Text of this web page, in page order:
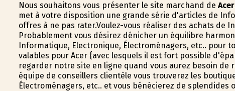
Nous souhaitons vous présenter le site marchand de Acer
met à votre disposition une grande série d'articles de
offres à ne pas rater.Voulez-vous réaliser des achats de
Probablement vous désirez dénicher un équilibre
Informatique, Electronique, Électroménagers, etc.. pour
valables pour Acer {avec lesquels il est fort possible
regarder notre site en ligne quand vous aurez besoin de
équipe de conseillers clientèle vous trouverez les
Électroménagers, etc.. et vous bénéficierez de